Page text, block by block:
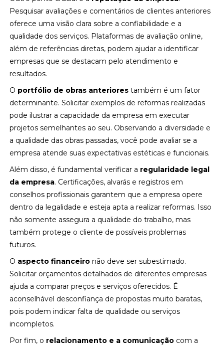
Pesquisar avaliações e comentários de clientes anteriores
oferece uma visão clara sobre a confiabilidade e a
qualidade dos serviços. Plataformas de avaliação online,
além de referências diretas, podem ajudar a identificar
empresas que se destacam pelo atendimento e
resultados.
O portfólio de obras anteriores também é um fator
determinante. Solicitar exemplos de reformas realizadas
pode ilustrar a capacidade da empresa em executar
projetos semelhantes ao seu. Observando a diversidade e
a qualidade das obras passadas, você pode avaliar se a
empresa atende suas expectativas estéticas e funcionais.
Além disso, é fundamental verificar a regularidade legal
da empresa. Certificações, alvarás e registros em
conselhos profissionais garantem que a empresa opere
dentro da legalidade e esteja apta a realizar reformas. Isso
não somente assegura a qualidade do trabalho, mas
também protege o cliente de possíveis problemas
futuros.
O aspecto financeiro não deve ser subestimado.
Solicitar orçamentos detalhados de diferentes empresas
ajuda a comparar preços e serviços oferecidos. É
aconselhável desconfiança de propostas muito baratas,
pois podem indicar falta de qualidade ou serviços
incompletos.
Por fim, o relacionamento e a comunicação com a